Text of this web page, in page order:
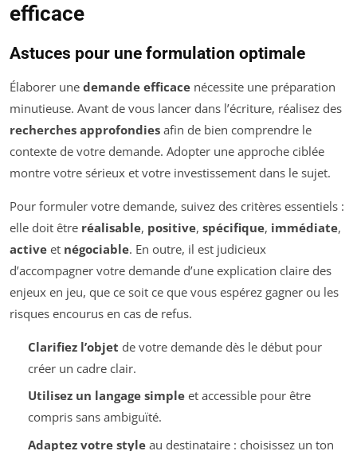
efficace
Astuces pour une formulation optimale
Élaborer une demande efficace nécessite une préparation
minutieuse. Avant de vous lancer dans l’écriture, réalisez des
recherches approfondies afin de bien comprendre le
contexte de votre demande. Adopter une approche ciblée
montre votre sérieux et votre investissement dans le sujet.
Pour formuler votre demande, suivez des critères essentiels :
elle doit être réalisable, positive, spécifique, immédiate,
active et négociable. En outre, il est judicieux
d’accompagner votre demande d’une explication claire des
enjeux en jeu, que ce soit ce que vous espérez gagner ou les
risques encourus en cas de refus.
Clarifiez l’objet de votre demande dès le début pour
créer un cadre clair.
Utilisez un langage simpleet accessible pour être
compris sans ambiguïté.
Adaptez votre styleau destinataire : choisissez un ton